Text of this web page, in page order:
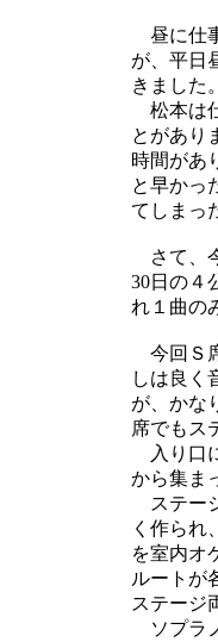
昼に仕
が、平日
きました
松本は
とがあり
時間があ
と早かっ
てしまっ
さて、
30日の４
れ１曲の
今回Ｓ
しは良く
が、かな
席でもス
入り口
から集ま
ステー
く作られ
を室内オ
ルートが
ステージ
ソプラ